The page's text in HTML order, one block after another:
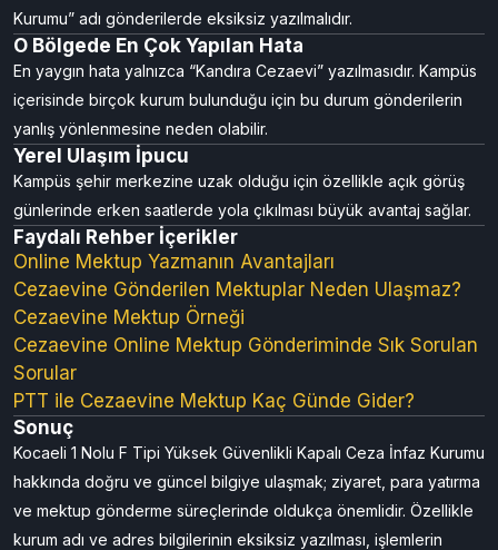
Kurumu” adı gönderilerde eksiksiz yazılmalıdır.
O Bölgede En Çok Yapılan Hata
En yaygın hata yalnızca “Kandıra Cezaevi” yazılmasıdır. Kampüs
içerisinde birçok kurum bulunduğu için bu durum gönderilerin
yanlış yönlenmesine neden olabilir.
Yerel Ulaşım İpucu
Kampüs şehir merkezine uzak olduğu için özellikle açık görüş
günlerinde erken saatlerde yola çıkılması büyük avantaj sağlar.
Faydalı Rehber İçerikler
Online Mektup Yazmanın Avantajları
Cezaevine Gönderilen Mektuplar Neden Ulaşmaz?
Cezaevine Mektup Örneği
Cezaevine Online Mektup Gönderiminde Sık Sorulan
Sorular
PTT ile Cezaevine Mektup Kaç Günde Gider?
Sonuç
Kocaeli 1 Nolu F Tipi Yüksek Güvenlikli Kapalı Ceza İnfaz Kurumu
hakkında doğru ve güncel bilgiye ulaşmak; ziyaret, para yatırma
ve mektup gönderme süreçlerinde oldukça önemlidir. Özellikle
kurum adı ve adres bilgilerinin eksiksiz yazılması, işlemlerin